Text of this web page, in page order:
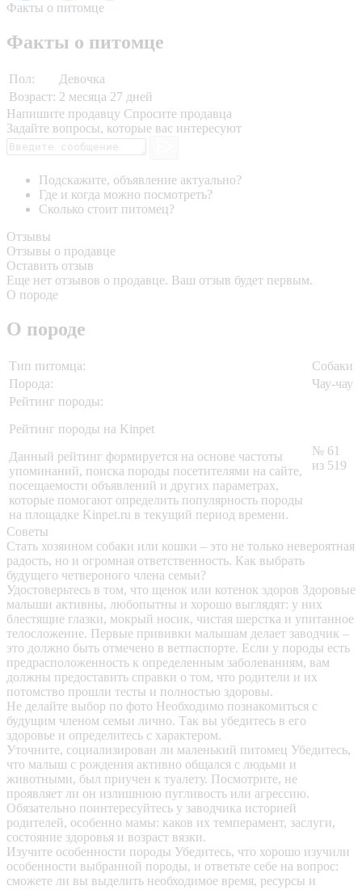
Факты о питомце
Факты о питомце
Пол:
Девочка
Возраст: 2 месяца 27 дней
Напишите продавцу Спросите продавца
Задайте вопросы, которые вас интересуют
Подскажите, объявление актуально?
Где и когда можно посмотреть?
Сколько стоит питомец?
Отзывы
Отзывы о продавце
Оставить отзыв
Еще нет отзывов о продавце. Ваш отзыв будет первым.
О породе
О породе
Тип питомца:
Собаки
Порода:
Чау-чау
Рейтинг породы:
Рейтинг породы на Kinpet
Данный рейтинг формируется на основе частоты
упоминаний, поиска породы посетителями на сайте,
посещаемости объявлений и других параметрах,
которые помогают определить популярность породы
на площадке Kinpet.ru в текущий период времени.
№ 61
из 519
Советы
Стать хозяином собаки или кошки – это не только невероятная
радость, но и огромная ответственность. Как выбрать
будущего четвероного члена семьи?
Удостоверьтесь в том, что щенок или котенок здоров Здоровые
малыши активны, любопытны и хорошо выглядят: у них
блестящие глазки, мокрый носик, чистая шерстка и упитанное
телосложение. Первые прививки малышам делает заводчик –
это должно быть отмечено в ветпаспорте. Если у породы есть
предрасположенность к определенным заболеваниям, вам
должны предоставить справки о том, что родители и их
потомство прошли тесты и полностью здоровы.
Не делайте выбор по фото Необходимо познакомиться с
будущим членом семьи лично. Так вы убедитесь в его
здоровье и определитесь с характером.
Уточните, социализирован ли маленький питомец Убедитесь,
что малыш с рождения активно общался с людьми и
животными, был приучен к туалету. Посмотрите, не
проявляет ли он излишнюю пугливость или агрессию.
Обязательно поинтересуйтесь у заводчика историей
родителей, особенно мамы: каков их темперамент, заслуги,
состояние здоровья и возраст вязки.
Изучите особенности породы Убедитесь, что хорошо изучили
особенности выбранной породы, и ответьте себе на вопрос:
сможете ли вы выделить необходимое время, ресурсы и